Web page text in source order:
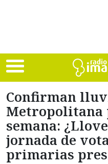
Confirman
Metropolitana
semana:
jornada de
primarias